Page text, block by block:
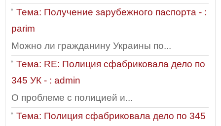
Тема: Получение зарубежного паспорта - :
parim
Можно ли гражданину Украины по...
Тема: RE: Полиция сфабриковала дело по
345 УК - : admin
О проблеме с полицией и...
Тема: Полиция сфабриковала дело по 345